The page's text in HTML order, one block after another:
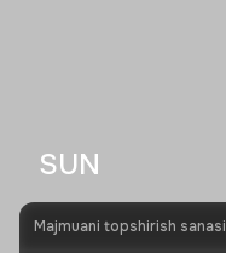
SUN
Majmuani topshirish sanasi